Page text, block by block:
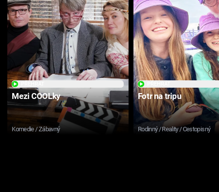
Mezi COOLky
Komedie / Zábavný
Fotr na tripu
Rodinný / Reality / Cestopisný